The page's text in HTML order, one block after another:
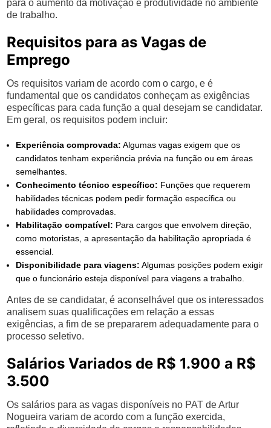
para o aumento da motivação e produtividade no ambiente
de trabalho.
Requisitos para as Vagas de
Emprego
Os requisitos variam de acordo com o cargo, e é
fundamental que os candidatos conheçam as exigências
específicas para cada função a qual desejam se candidatar.
Em geral, os requisitos podem incluir:
Experiência comprovada: Algumas vagas exigem que os
candidatos tenham experiência prévia na função ou em áreas
semelhantes.
Conhecimento técnico específico: Funções que requerem
habilidades técnicas podem pedir formação específica ou
habilidades comprovadas.
Habilitação compatível: Para cargos que envolvem direção,
como motoristas, a apresentação da habilitação apropriada é
essencial.
Disponibilidade para viagens: Algumas posições podem exigir
que o funcionário esteja disponível para viagens a trabalho.
Antes de se candidatar, é aconselhável que os interessados
analisem suas qualificações em relação a essas
exigências, a fim de se prepararem adequadamente para o
processo seletivo.
Salários Variados de R$ 1.900 a R$
3.500
Os salários para as vagas disponíveis no PAT de Artur
Nogueira variam de acordo com a função exercida,